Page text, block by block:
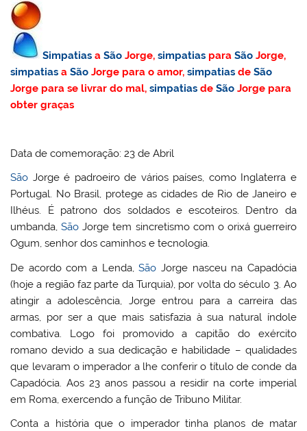
Simpatias aSão Jorge,simpatias paraSão Jorge,
simpatias aSão Jorge para o amor,simpatias deSão
Jorge para se livrar do mal,simpatias deSão Jorge para
obter graças
Data de comemoração: 23 de Abril
São Jorge é padroeiro de vários países, como Inglaterra e
Portugal. No Brasil, protege as cidades de Rio de Janeiro e
Ilhéus. É patrono dos soldados e escoteiros. Dentro da
umbanda,São Jorge tem sincretismo com o orixá guerreiro
Ogum, senhor dos caminhos e tecnologia.
De acordo com a Lenda,São Jorge nasceu na Capadócia
(hoje a região faz parte da Turquia), por volta do século 3. Ao
atingir a adolescência, Jorge entrou para a carreira das
armas, por ser a que mais satisfazia à sua natural índole
combativa. Logo foi promovido a capitão do exército
romano devido a sua dedicação e habilidade – qualidades
que levaram o imperador a lhe conferir o título de conde da
Capadócia. Aos 23 anos passou a residir na corte imperial
em Roma, exercendo a função de Tribuno Militar.
Conta a história que o imperador tinha planos de matar